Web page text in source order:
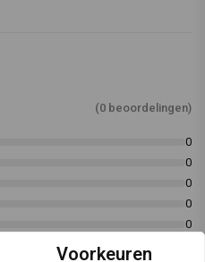
filtereffectiviteit buitengewoon
debiet - 44,50% meer dan het
@ 1,5 DNA FCD(0 beoordelingen)
0
0
0
0
0
Voorkeuren